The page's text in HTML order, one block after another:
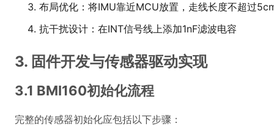
布局优化：将IMU靠近MCU放置，走线长度不超过
抗干扰设计：在INT信号线上添加1nF滤波电容
3. 固件开发与传感器驱动实现
3.1 BMI160初始化流程
完整的传感器初始化应包括以下步骤：